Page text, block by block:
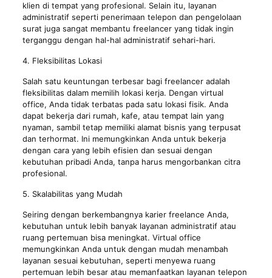
klien di tempat yang profesional. Selain itu, layanan
administratif seperti penerimaan telepon dan pengelolaan
surat juga sangat membantu freelancer yang tidak ingin
terganggu dengan hal-hal administratif sehari-hari.
4. Fleksibilitas Lokasi
Salah satu keuntungan terbesar bagi freelancer adalah
fleksibilitas dalam memilih lokasi kerja. Dengan virtual
office, Anda tidak terbatas pada satu lokasi fisik. Anda
dapat bekerja dari rumah, kafe, atau tempat lain yang
nyaman, sambil tetap memiliki alamat bisnis yang terpusat
dan terhormat. Ini memungkinkan Anda untuk bekerja
dengan cara yang lebih efisien dan sesuai dengan
kebutuhan pribadi Anda, tanpa harus mengorbankan citra
profesional.
5. Skalabilitas yang Mudah
Seiring dengan berkembangnya karier freelance Anda,
kebutuhan untuk lebih banyak layanan administratif atau
ruang pertemuan bisa meningkat. Virtual office
memungkinkan Anda untuk dengan mudah menambah
layanan sesuai kebutuhan, seperti menyewa ruang
pertemuan lebih besar atau memanfaatkan layanan telepon